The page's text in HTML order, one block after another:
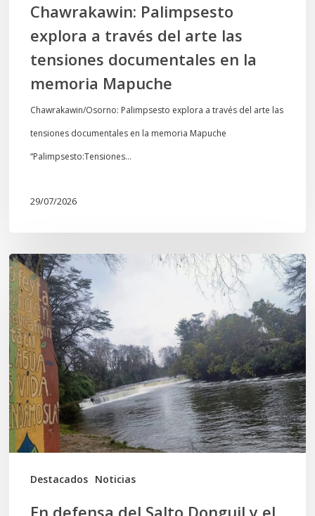
memoria
Mapuche
Chawrakawin: Palimpsesto
explora a través del arte las
tensiones documentales en la
memoria Mapuche
Chawrakawin/Osorno: Palimpsesto explora a través del arte las
tensiones documentales en la memoria Mapuche
“Palimpsesto:Tensiones…
29/07/2026
Destacados Noticias
En
defensa
del
Salto
Donguil
y
el
territorio
Kuzpe
Mapu